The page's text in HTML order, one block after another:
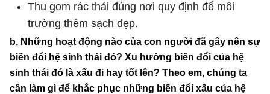
Thu gom rác thải đúng nơi quy định để môi
trường thêm sạch đẹp.
b, Những hoạt động nào của con người đã gây nên sự
biến đổi hệ sinh thái đó? Xu hướng biến đổi của hệ
sinh thái đó là xấu đi hay tốt lên? Theo em, chúng ta
cần làm gì để khắc phục những biến đổi xấu của hệ